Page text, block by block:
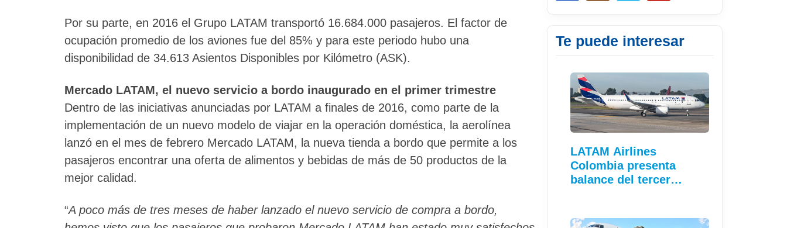
Por su parte, en 2016 el Grupo LATAM transportó 16.684.000 pasajeros. El factor de
ocupación promedio de los aviones fue del 85% y para este periodo hubo una
disponibilidad de 34.613 Asientos Disponibles por Kilómetro (ASK).
Mercado LATAM, el nuevo servicio a bordo inaugurado en el primer trimestre
Dentro de las iniciativas anunciadas por LATAM a finales de 2016, como parte de la
implementación de un nuevo modelo de viajar en la operación doméstica, la aerolínea
lanzó en el mes de febrero Mercado LATAM, la nueva tienda a bordo que permite a los
pasajeros encontrar una oferta de alimentos y bebidas de más de 50 productos de la
mejor calidad.
“A poco más de tres meses de haber lanzado el nuevo servicio de compra a bordo,
Te puede interesar
LATAM Airlines
Colombia presenta
balance del tercer…